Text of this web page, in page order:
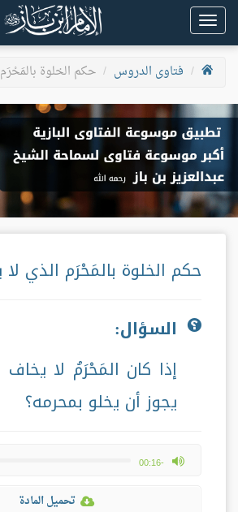
Toggle
navigation
فتاوى الدروس
حكم الخلوة
حكم الخلوة بالمَحْرَم الذي لا
السؤال:
إذا كان المَحْرَمُ لا
يجوز أن يخلو بمحرمه؟
-00:16
max volume
تحميل المادة